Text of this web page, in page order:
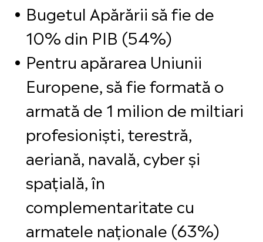
Bugetul Apărării să fie de
10% din PIB (54%)
Pentru apărarea Uniunii
Europene, să fie formată o
armată de 1 milion de miltiari
profesioniști, terestră,
aeriană, navală, cyber și
spațială, în
complementaritate cu
armatele naționale (63%)